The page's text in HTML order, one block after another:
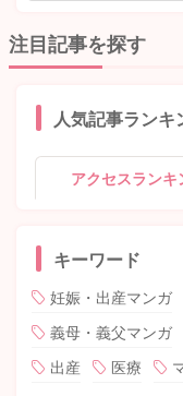
注目記事を探す
人気記事ランキ
アクセスランキ
キーワード
妊娠・出産マンガ
義母・義父マンガ
出産
医療